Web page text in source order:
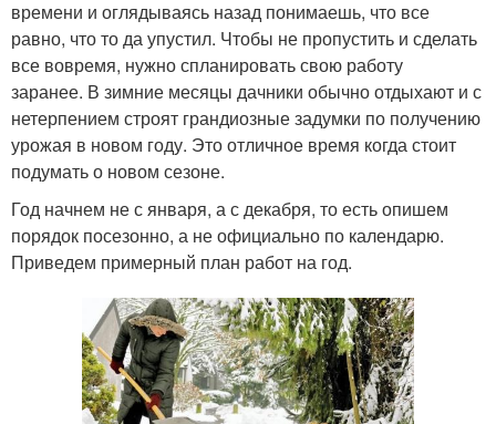
времени и оглядываясь назад понимаешь, что все
равно, что то да упустил. Чтобы не пропустить и сделать
все вовремя, нужно спланировать свою работу
заранее. В зимние месяцы дачники обычно отдыхают и с
нетерпением строят грандиозные задумки по получению
урожая в новом году. Это отличное время когда стоит
подумать о новом сезоне.
Год начнем не с января, а с декабря, то есть опишем
порядок посезонно, а не официально по календарю.
Приведем примерный план работ на год.